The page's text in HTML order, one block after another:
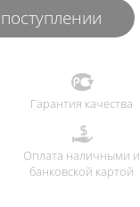
Гарантия качества
Оплата наличными и
банковской картой